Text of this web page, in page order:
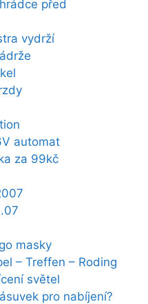
před
vydrží
automat
za 99kč
masky
– Treffen – Roding
světel
pro nabíjení?